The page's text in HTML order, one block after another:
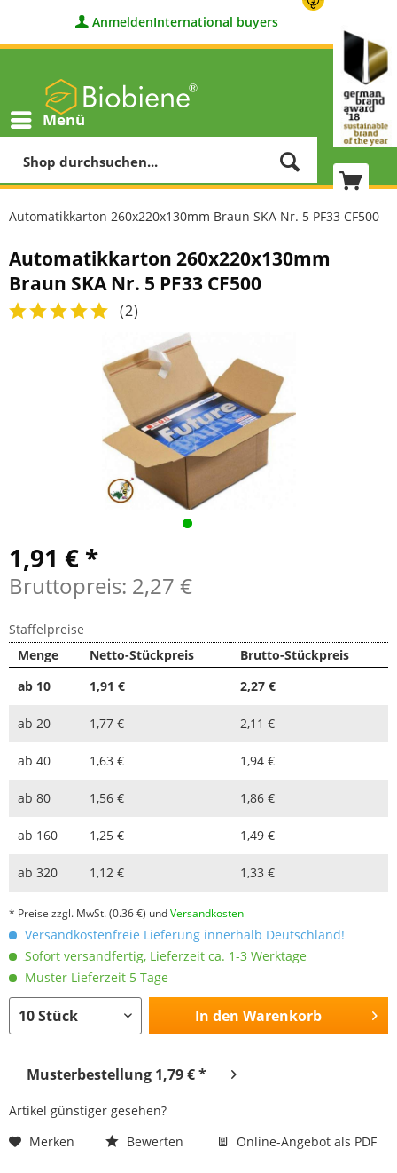
AnmeldenInternational buyers
Menü
Automatikkarton 260x220x130mm Braun SKA Nr. 5 PF33 CF500
Automatikkarton 260x220x130mm
Braun SKA Nr. 5 PF33 CF500
(2)
1,91 € *
Bruttopreis: 2,27 €
Staffelpreise
Menge
Netto-Stückpreis
Brutto-Stückpreis
ab 10 1,91 € 2,27 €
ab 20 1,77 € 2,11 €
ab 40 1,63 € 1,94 €
ab 80 1,56 € 1,86 €
ab 160 1,25 € 1,49 €
ab 320 1,12 € 1,33 €
* Preise zzgl. MwSt.(0.36 €) undVersandkosten
Versandkostenfreie Lieferung innerhalb Deutschland!
Sofort versandfertig, Lieferzeit ca. 1-3 Werktage
Muster Lieferzeit 5 Tage
In den Warenkorb
Musterbestellung 1,79 € *
Artikel günstiger gesehen?
Merken
Bewerten Online-Angebot als PDF